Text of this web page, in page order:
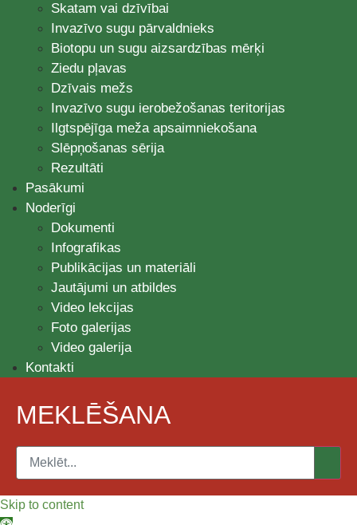
Skatam vai dzīvībai
Invazīvo sugu pārvaldnieks
Biotopu un sugu aizsardzības mērķi
Ziedu pļavas
Dzīvais mežs
Invazīvo sugu ierobežošanas teritorijas
Ilgtspējīga meža apsaimniekošana
Slēpņošanas sērija
Rezultāti
Pasākumi
Noderīgi
Dokumenti
Infografikas
Publikācijas un materiāli
Jautājumi un atbildes
Video lekcijas
Foto galerijas
Video galerija
Kontakti
MEKLĒŠANA
Skip to content